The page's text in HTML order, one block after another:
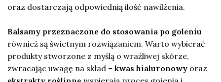
oraz dostarczają odpowiednią ilość nawilżenia.
Balsamy przeznaczone do stosowania po goleniu
również są świetnym rozwiązaniem. Warto wybierać
produkty stworzone z myślą o wrażliwej skórze,
zwracając uwagę na skład – kwas hialuronowy oraz